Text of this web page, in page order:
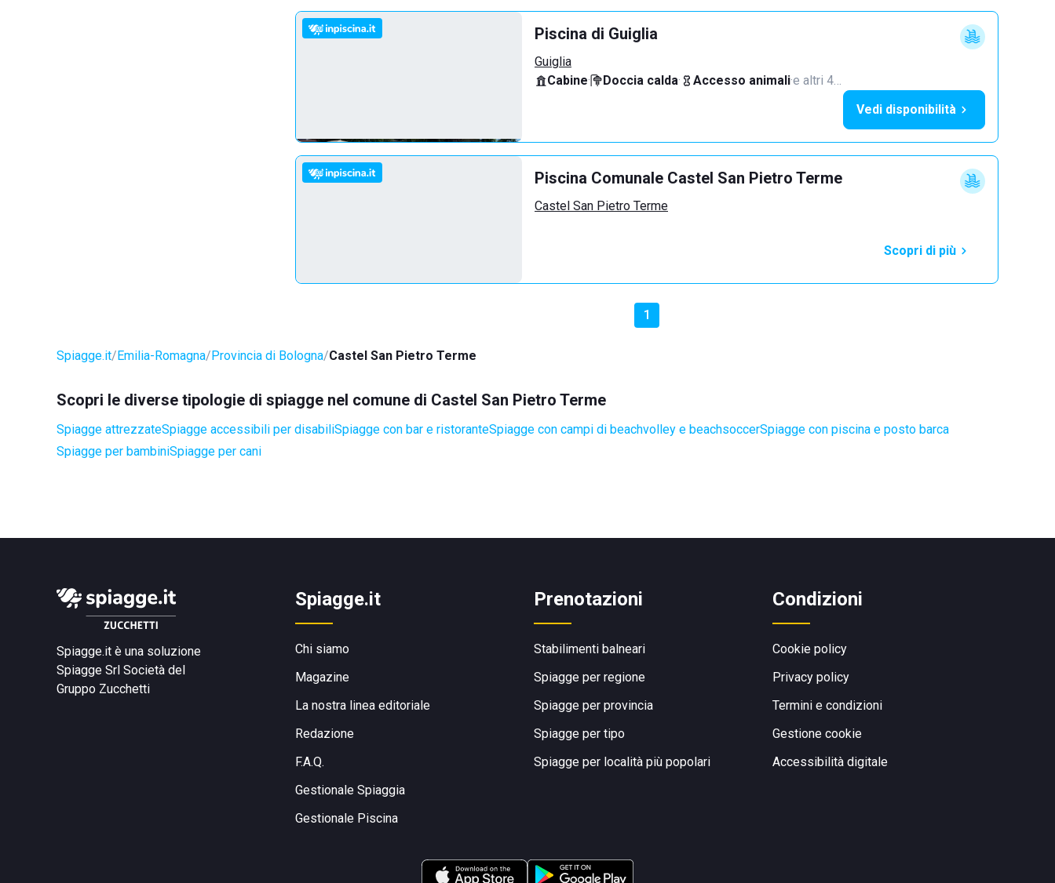
Piscina di Guiglia
Guiglia
Cabine· Doccia calda· Accesso animali·e altri 4…
Vedi disponibilità
Piscina Comunale Castel San Pietro Terme
Castel San Pietro Terme
Scopri di più
1
Spiagge.it Emilia-Romagna Provincia di Bologna Castel San Pietro Terme
Scopri le diverse tipologie di spiagge nel comune di Castel San Pietro Terme
Spiagge attrezzateSpiagge accessibili per disabiliSpiagge con bar e ristoranteSpiagge con campi di beachvolley e beachsoccerSpiagge con piscina e posto barca
Spiagge per bambiniSpiagge per cani
Spiagge.it è una soluzione
Spiagge Srl Società del
Gruppo Zucchetti
Spiagge.it
Chi siamo
Magazine
La nostra linea editoriale
Redazione
F.A.Q.
Gestionale Spiaggia
Gestionale Piscina
Prenotazioni
Stabilimenti balneari
Spiagge per regione
Spiagge per provincia
Spiagge per tipo
Spiagge per località più popolari
Condizioni
Cookie policy
Privacy policy
Termini e condizioni
Gestione cookie
Accessibilità digitale